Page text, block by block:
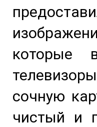
которые
сочную
чистый и